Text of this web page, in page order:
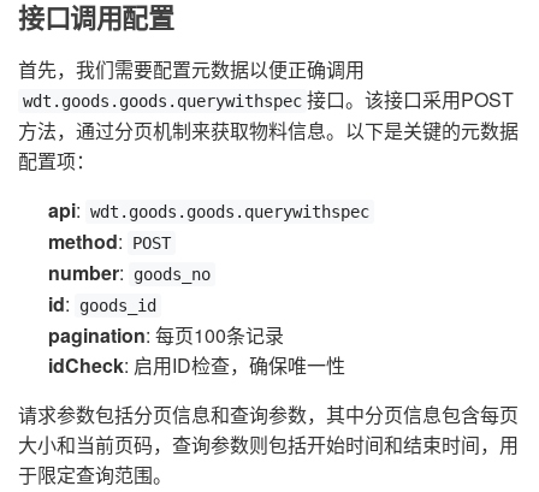
接口调用配置
首先，我们需要配置元数据以便正确调用
wdt.goods.goods.querywithspec 接口。该接口采用POST
方法，通过分页机制来获取物料信息。以下是关键的元数据
配置项：
api: wdt.goods.goods.querywithspec
method: POST
number: goods_no
id: goods_id
pagination: 每页100条记录
idCheck: 启用ID检查，确保唯一性
请求参数包括分页信息和查询参数，其中分页信息包含每页
大小和当前页码，查询参数则包括开始时间和结束时间，用
于限定查询范围。